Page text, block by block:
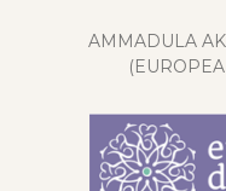
AMMADULA